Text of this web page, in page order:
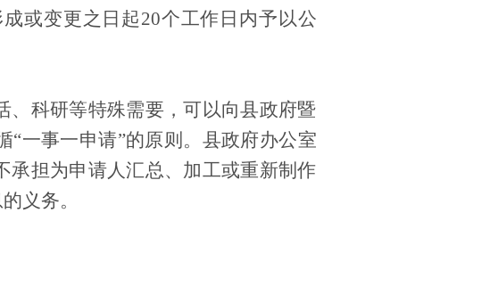
或变更之日起20个工作日内予以公
、科研等特殊需要，可以向县政府暨
“一事一申请”的原则。县政府办公室
承担为申请人汇总、加工或重新制作
义务。